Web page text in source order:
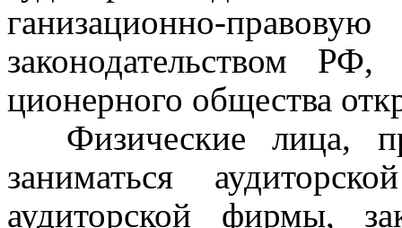
ганизационно-
законодательством
ционерного общества
Физические лица,
заниматься
аудиторской фирмы,